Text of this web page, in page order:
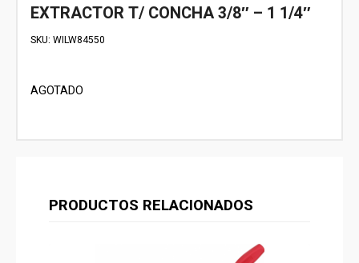
EXTRACTOR T/ CONCHA 3/8″ – 1 1/4″
SKU: WILW84550
AGOTADO
PRODUCTOS RELACIONADOS